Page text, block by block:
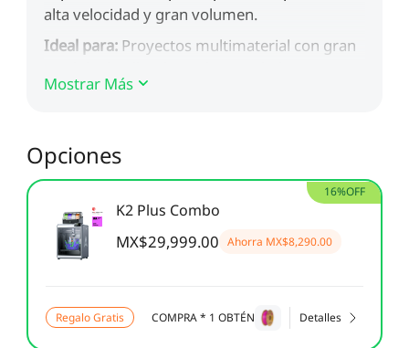
Mostrar Más
Opciones
K2 Plus Combo
MX$29,999.00 Ahorra MX$8,290.00
16%OFF
Regalo Gratis COMPRA * 1 OBTÉN Detalles